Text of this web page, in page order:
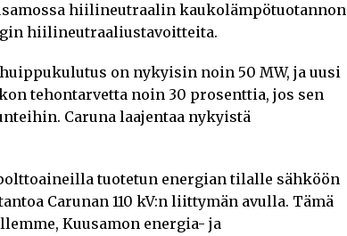
hiilineutraalin kaukolämpötuotannon
hiilineutraaliustavoitteita.
on nykyisin noin 50 MW, ja uusi
tehontarvetta noin 30 prosenttia, jos sen
Caruna laajentaa nykyistä
tuotetun energian tilalle sähköön
Carunan 110 kV:n liittymän avulla. Tämä
Kuusamon energia- ja